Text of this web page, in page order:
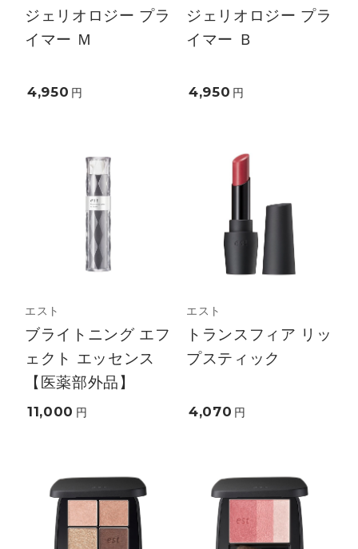
ジェリオロジー プラ
イマー Ｍ
4,950 円
ジェリオロジー プラ
イマー Ｂ
4,950 円
エスト
ブライトニング エフ
ェクト エッセンス
【医薬部外品】
11,000 円
エスト
トランスフィア リッ
プスティック
4,070 円